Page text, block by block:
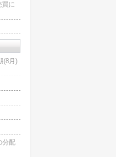
買に
(8月)
分配